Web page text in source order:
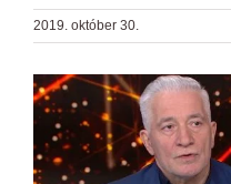
2019. október 30.
View
Larger
Image